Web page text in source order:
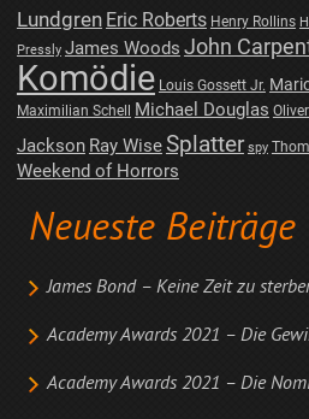
Lundgren Eric Roberts Henry Rollins
Pressly James Woods John
Komödie Louis Gossett Jr.
Maximilian Schell Michael Douglas
Jackson Ray WiseSplatter spy
Weekend of Horrors
Neueste Beiträge
James Bond – Keine Zeit zu
Academy Awards 2021 – Die
Academy Awards 2021 – Die